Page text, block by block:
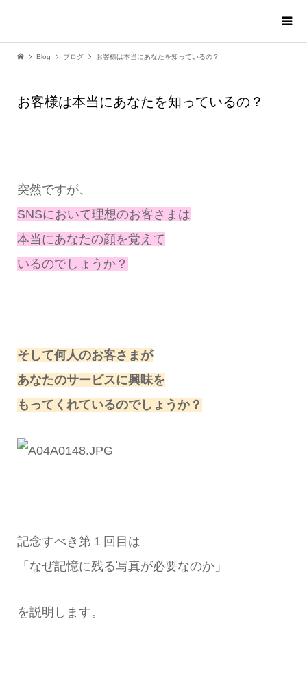
Blog ブログ お客様は本当にあなたを知っているの？
お客様は本当にあなたを知っているの？
突然ですが、
SNSにおいて理想のお客さまは
本当にあなたの顔を覚えて
いるのでしょうか？
そして何人のお客さまが
あなたのサービスに興味を
もってくれているのでしょうか？
記念すべき第１回目は
「なぜ記憶に残る写真が必要なのか」
を説明します。